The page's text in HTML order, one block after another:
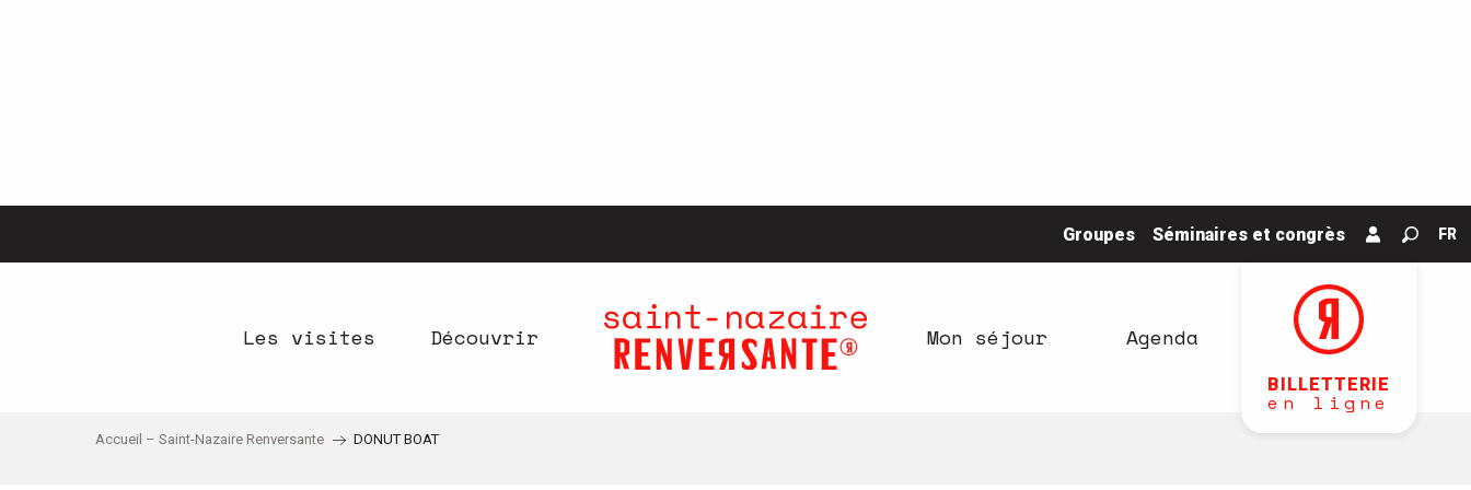
Groupes Séminaires et congrès FR
BILLETTERIE
en ligne
Les visites Découvrir Mon séjour Agenda
Accueil – Saint-Nazaire Renversante DONUT BOAT